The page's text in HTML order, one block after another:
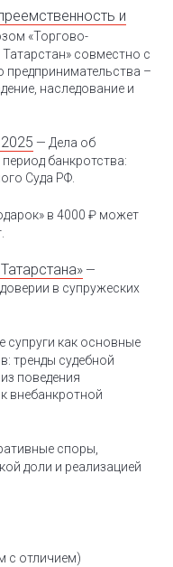
и
«Торгово-
совместно с
–
наследование и
— Дела об
банкротства:
Суда РФ.
в 4000 ₽ может
—
в супружеских
супруги как основные
тренды судебной
поведения
внебанкротной
споры,
доли и реализацией
с отличием)